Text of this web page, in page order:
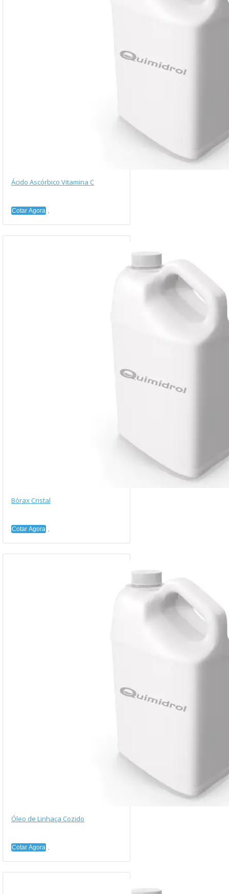
Ácido Ascórbico Vitamina C
Cotar Agora
Bórax Cristal
Cotar Agora
Óleo de Linhaça Cozido
Cotar Agora